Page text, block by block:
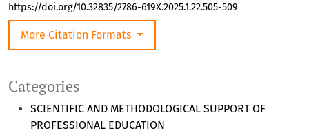
Categories
SCIENTIFIC AND METHODOLOGICAL SUPPORT OF
PROFESSIONAL EDUCATION
https://doi.org/10.32835/2786-619X.2025.1.22.505-509
More Citation Formats